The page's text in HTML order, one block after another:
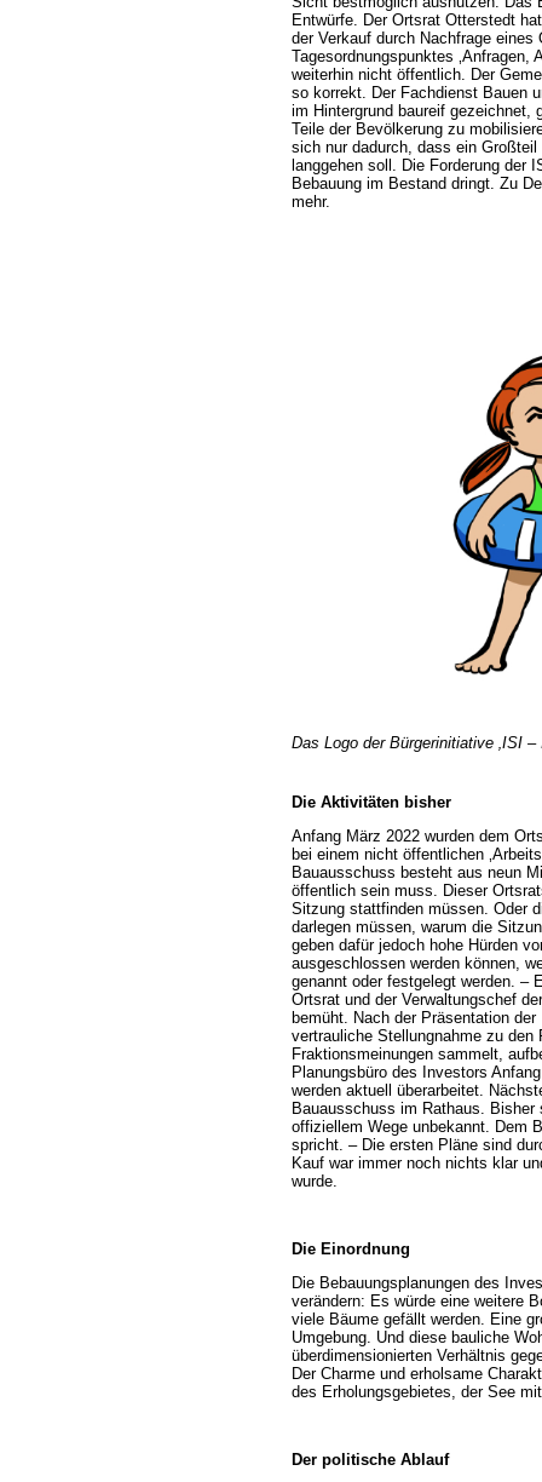
Entwürfe. Der Ortsrat Otterstedt
der Verkauf durch Nachfrage
Tagesordnungspunktes ‚Anfragen,
weiterhin nicht öffentlich. Der
so korrekt. Der Fachdienst Bauen
im Hintergrund baureif
Teile der Bevölkerung zu
sich nur dadurch, dass ein
langgehen soll. Die Forderung der
Bebauung im Bestand dringt. Zu
mehr.
Das Logo der Bürgerinitiative ‚ISI
Die Aktivitäten bisher
Anfang März 2022 wurden dem
bei einem nicht öffentlichen
Bauausschuss besteht aus neun
öffentlich sein muss. Dieser
Sitzung stattfinden müssen. Oder
darlegen müssen, warum die
geben dafür jedoch hohe Hürden
ausgeschlossen werden können,
genannt oder festgelegt werden. –
Ortsrat und der Verwaltungschef
bemüht. Nach der Präsentation
vertrauliche Stellungnahme zu
Fraktionsmeinungen sammelt,
Planungsbüro des Investors
werden aktuell überarbeitet.
Bauausschuss im Rathaus. Bisher
offiziellem Wege unbekannt. Dem
spricht. – Die ersten Pläne sind
Kauf war immer noch nichts klar
wurde.
Die Einordnung
Die Bebauungsplanungen des
verändern: Es würde eine weitere
viele Bäume gefällt werden. Eine
Umgebung. Und diese bauliche
überdimensionierten Verhältnis
Der Charme und erholsame
des Erholungsgebietes, der See
Der politische Ablauf